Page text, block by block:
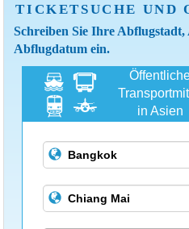
TICKETSUCHE UND
Schreiben Sie Ihre
Abflugdatum ein.
in Asien